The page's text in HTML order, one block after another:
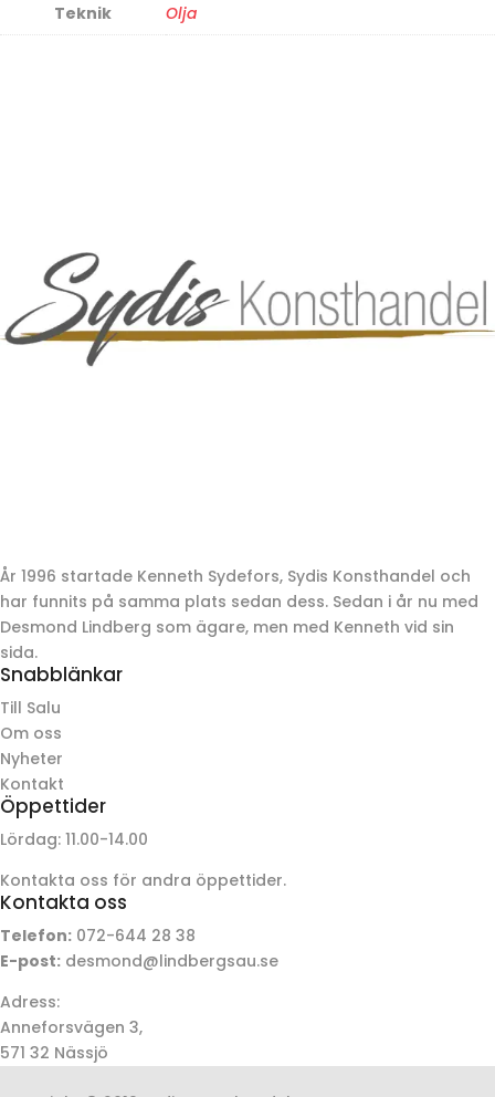
Teknik
Olja
År 1996 startade Kenneth Sydefors, Sydis Konsthandel och
har funnits på samma plats sedan dess. Sedan i år nu med
Desmond Lindberg som ägare, men med Kenneth vid sin
sida.
Snabblänkar
Till Salu
Om oss
Nyheter
Kontakt
Öppettider
Lördag: 11.00-14.00
Kontakta oss för andra öppettider.
Kontakta oss
Telefon: 072-644 28 38
E-post: desmond@lindbergsau.se
Adress:
Anneforsvägen 3,
571 32 Nässjö